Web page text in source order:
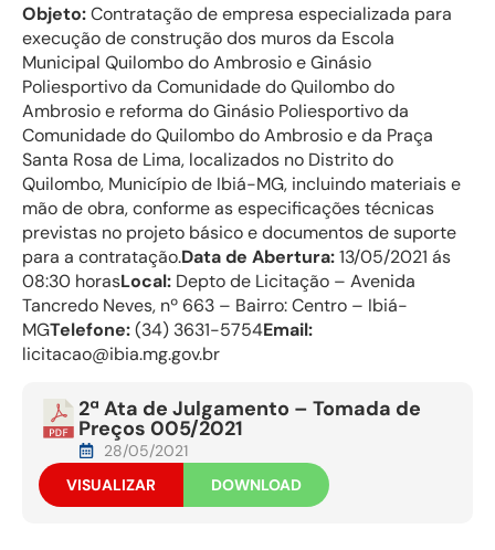
Objeto:Contratação de empresa especializada para
execução de construção dos muros da Escola
Municipal Quilombo do Ambrosio e Ginásio
Poliesportivo da Comunidade do Quilombo do
Ambrosio e reforma do Ginásio Poliesportivo da
Comunidade do Quilombo do Ambrosio e da Praça
Santa Rosa de Lima, localizados no Distrito do
Quilombo, Município de Ibiá-MG, incluindo materiais e
mão de obra, conforme as especificações técnicas
previstas no projeto básico e documentos de suporte
para a contratação.Data de Abertura:13/05/2021 ás
08:30 horasLocal: Depto de Licitação – Avenida
Tancredo Neves, nº 663 – Bairro: Centro – Ibiá-
MGTelefone:(34) 3631-5754Email:
licitacao@ibia.mg.gov.br
2ª Ata de Julgamento – Tomada de
Preços 005/2021
28/05/2021
VISUALIZAR
DOWNLOAD